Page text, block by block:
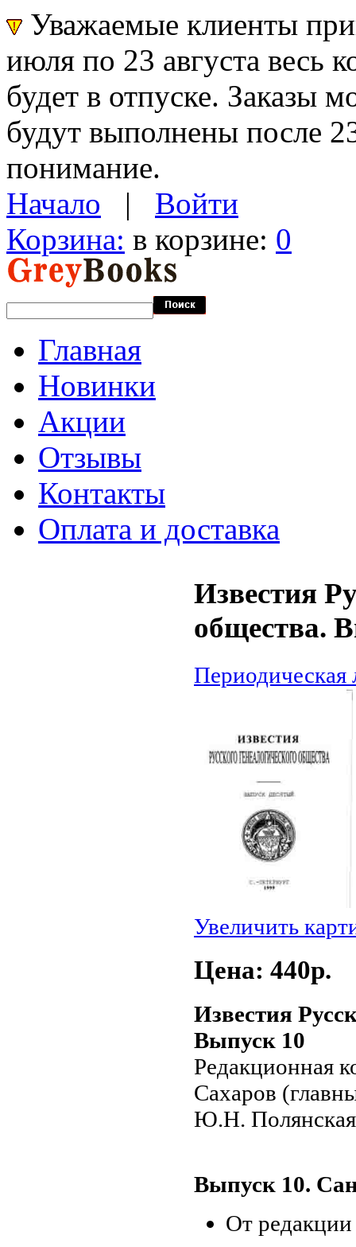
Уважаемые клиенты
июля по 23 августа весь
будет в отпуске. Заказы
будут выполнены после
понимание.
Начало | Войти
Корзина: в корзине: 0
Главная
Новинки
Акции
Отзывы
Контакты
Оплата и доставка
Известия
общества.
Периодическая
Увеличить
Цена: 440p.
Известия
Выпуск 10
Редакционная
Сахаров
Ю.Н.
Выпуск 10.
От редакции